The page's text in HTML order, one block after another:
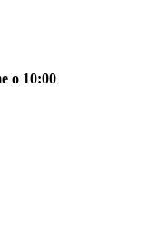
o 10:00